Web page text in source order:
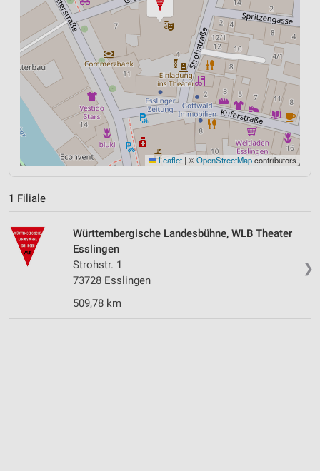
Leaflet | ©OpenStreetMapcontributors
1 Filiale
❯
Württembergische Landesbühne, WLB Theater
Esslingen
Strohstr. 1
73728 Esslingen
509,78 km